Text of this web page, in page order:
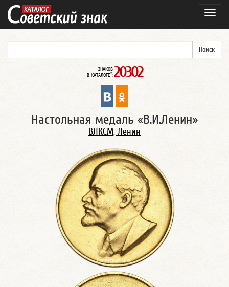
ЗНАКОВ
В КАТАЛОГЕ*: 20302
Настольная медаль «В.И.Ленин»
ВЛКСМ, Ленин